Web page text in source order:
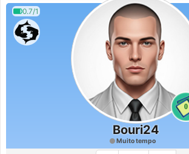
0.7/1
0
Bouri24
Muito tempo